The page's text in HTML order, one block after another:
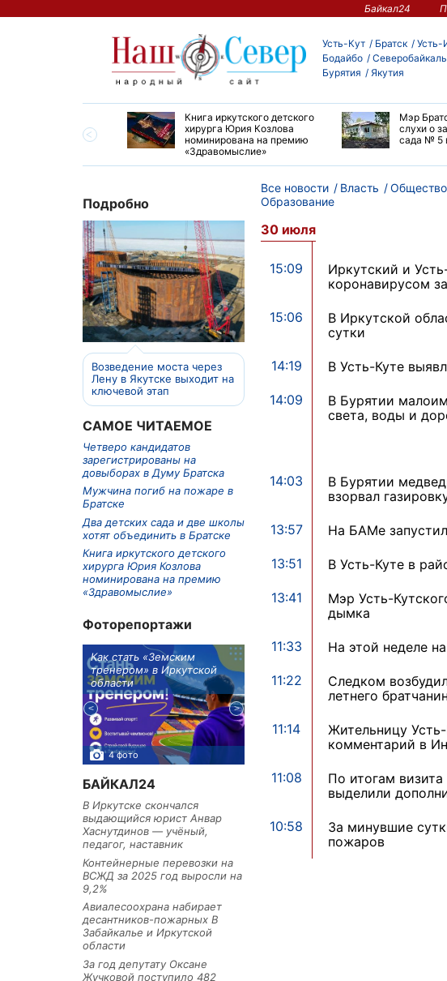
Байкал24
Усть-Кут Братск Усть-
Бодайбо
Бурятия
Якутия
большой эстафеты
Книга иркутского детского
хирурга Юрия Козлова
номинирована на премию
«Здравомыслие»
Мэр
слухи о
сада № 5
Подробно
Возведение моста через
Лену в Якутске выходит на
ключевой этап
САМОЕ ЧИТАЕМОЕ
Четверо кандидатов
зарегистрированы на
довыборах в Думу Братска
Мужчина погиб на пожаре в
Братске
Два детских сада и две школы
хотят объединить в Братске
Книга иркутского детского
хирурга Юрия Козлова
номинирована на премию
«Здравомыслие»
Фоторепортажи
Как стать «Земским
тренером» в Иркутской
области
4 фото
Три охотника за черемшой
районе
БАЙКАЛ24
В Иркутске скончался
выдающийся юрист Анвар
Хаснутдинов — учёный,
педагог, наставник
Контейнерные перевозки на
ВСЖД за 2025 год выросли на
9,2%
Авиалесоохрана набирает
десантников-пожарных В
Забайкалье и Иркутской
области
За год депутату Оксане
Жучковой поступило 482
Все новости Власть Общество
Образование
30 июля
15:09
Иркутский и
коронавирусом
15:06
В Иркутской
сутки
14:19 В Усть-Куте
14:09
В Бурятии
света, воды и
14:03
В Бурятии
взорвал
13:57 На БАМе
13:51 В Усть-Куте в
13:41
Мэр Усть-
дымка
11:33 На этой неделе
11:22
Следком
летнего
11:14
Жительницу
комментарий в
11:08
По итогам
выделили
10:58
За минувшие
пожаров